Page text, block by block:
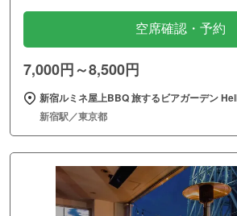
空席確認・予約
7,000円～8,500円
新宿ルミネ屋上BBQ 旅するビアガーデン
新宿駅／東京都